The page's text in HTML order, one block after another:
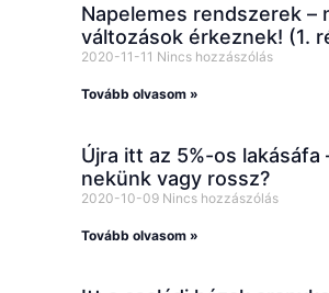
Napelemes rendszerek –
változások érkeznek! (1.
2020-11-11 Nincs hozzászólás
Tovább olvasom »
Újra itt az 5%-os lakásáfa
nekünk vagy rossz?
2020-10-09 Nincs hozzászólás
Tovább olvasom »